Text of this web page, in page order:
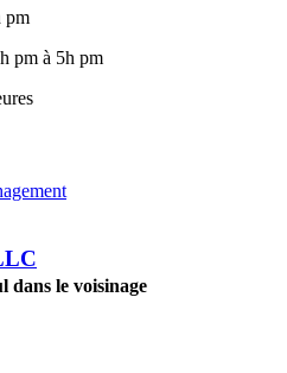
pm
pm à 5h pm
dans le voisinage